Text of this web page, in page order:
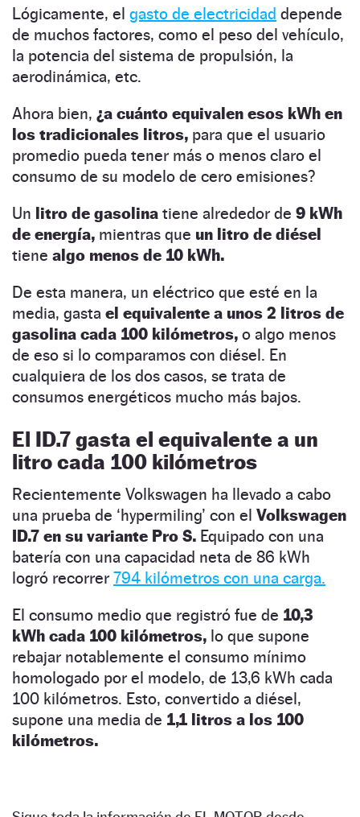
Lógicamente, el gasto de electricidad depende
de muchos factores, como el peso del vehículo,
la potencia del sistema de propulsión, la
aerodinámica, etc.
Ahora bien, ¿a cuánto equivalen esos kWh en
los tradicionales litros, para que el usuario
promedio pueda tener más o menos claro el
consumo de su modelo de cero emisiones?
Un litro de gasolina tiene alrededor de 9 kWh
de energía, mientras que un litro de diésel
tiene algo menos de 10 kWh.
De esta manera, un eléctrico que esté en la
media, gasta el equivalente a unos 2 litros de
gasolina cada 100 kilómetros, o algo menos
de eso si lo comparamos con diésel. En
cualquiera de los dos casos, se trata de
consumos energéticos mucho más bajos.
El ID.7 gasta el equivalente a un
litro cada 100 kilómetros
Recientemente Volkswagen ha llevado a cabo
una prueba de ‘hypermiling’ con el Volkswagen
ID.7 en su variante Pro S. Equipado con una
batería con una capacidad neta de 86 kWh
logró recorrer 794 kilómetros con una carga.
El consumo medio que registró fue de 10,3
kWh cada 100 kilómetros, lo que supone
rebajar notablemente el consumo mínimo
homologado por el modelo, de 13,6 kWh cada
100 kilómetros. Esto, convertido a diésel,
supone una media de 1,1 litros a los 100
kilómetros.